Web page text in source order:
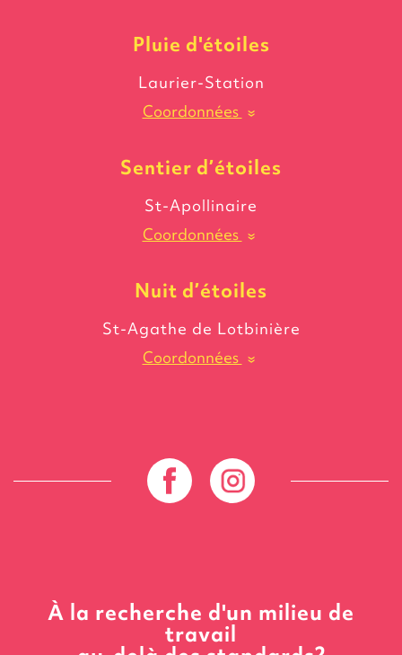
Pluie d'étoiles
Laurier-Station
Coordonnées
»
Sentier d’étoiles
St-Apollinaire
Coordonnées
»
Nuit d’étoiles
St-Agathe de Lotbinière
Coordonnées
»
À la recherche d'un milieu de
travail